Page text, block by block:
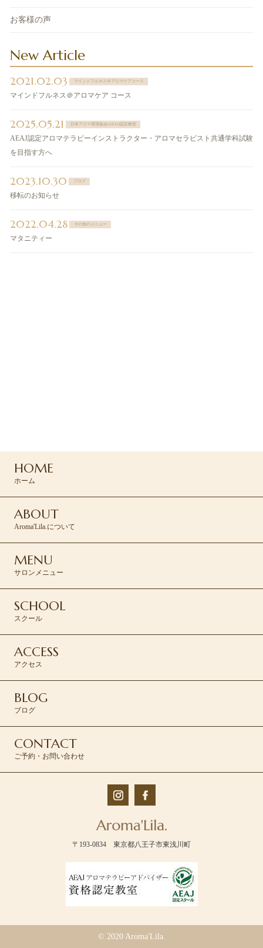
お客様の声
New Article
2021.02.03 マインドフルネス＠アロマケアコース
マインドフルネス＠アロマケア コース
2025.05.21 日本アロマ環境協会(AEAJ)認定教室
AEAJ認定アロマテラピーインストラクター・アロマセラピスト共通学科試験
を目指す方へ
2023.10.30 ブログ
移転のお知らせ
2022.04.28 その他のメニュー
マタニティー
HOME
ホーム
ABOUT
Aroma'Lila.について
MENU
サロンメニュー
SCHOOL
スクール
ACCESS
アクセス
BLOG
ブログ
CONTACT
ご予約・お問い合わせ
〒193-0834 東京都八王子市東浅川町
© 2020 Aroma'Lila.